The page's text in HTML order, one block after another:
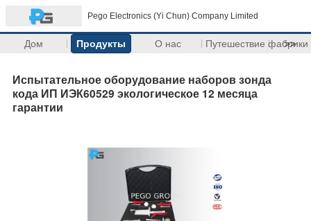
Pego Electronics (Yi Chun) Company Limited
Дом Продукты О нас Путешествие фабрики
>>
Испытательное оборудование наборов зонда
кода ИП ИЭК60529 экологическое 12 месяца
гарантии